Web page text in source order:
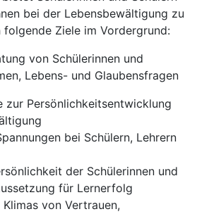
bei der Lebensbewältigung zu
folgende Ziele im Vordergrund:
von Schülerinnen und
Lebens- und Glaubensfragen
zur Persönlichkeitsentwicklung
bei Schülern, Lehrern
der Schülerinnen und
für Lernerfolg
von Vertrauen,